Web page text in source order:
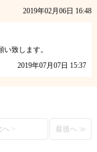
2019年02月06日 16:48
致します。
2019年07月07日 15:37
へ > 最後へ ≫